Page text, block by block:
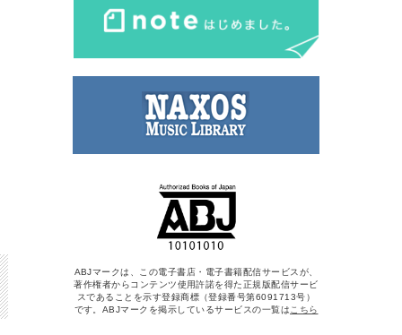
ABJマークは、この電子書店・電子書籍配信サービスが、
著作権者からコンテンツ使用許諾を得た正規版配信サービ
スであることを示す登録商標（登録番号第6091713号）
です。ABJマークを掲示しているサービスの一覧はこちら